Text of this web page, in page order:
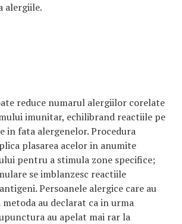
alergiile.
reduce numarul alergiilor corelate
imunitar, echilibrand reactiile pe
in fata alergenelor. Procedura
plasarea acelor in anumite
pentru a stimula zone specifice;
se imblanzesc reactiile
Persoanele alergice care au
au declarat ca in urma
au apelat mai rar la